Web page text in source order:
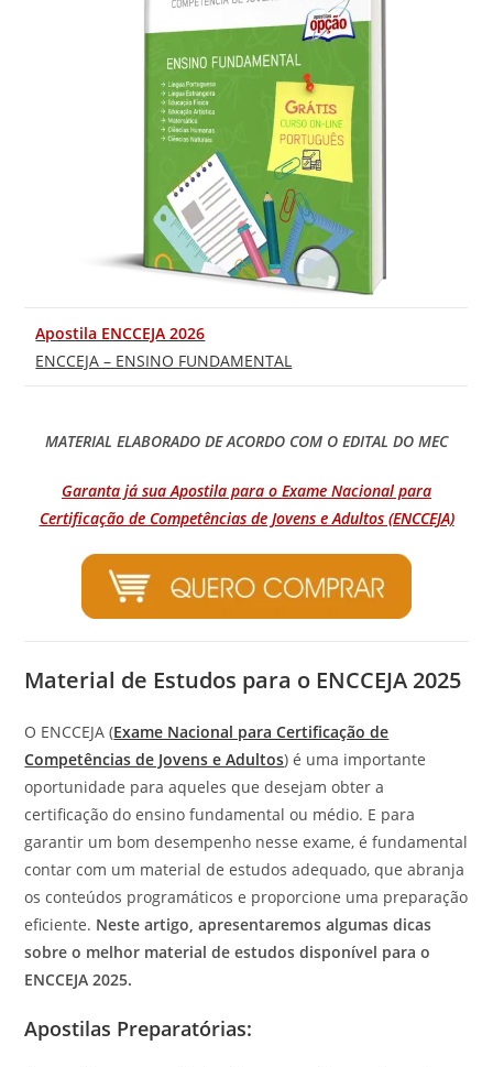
Apostila ENCCEJA 2026
ENCCEJA – ENSINO FUNDAMENTAL
MATERIAL ELABORADO DE ACORDO COM O EDITAL DO MEC
Garanta já sua Apostila para o Exame Nacional para
Certificação de Competências de Jovens e Adultos (ENCCEJA)
Material de Estudos para o ENCCEJA 2025
O ENCCEJA (Exame Nacional para Certificação de
Competências de Jovens e Adultos) é uma importante
oportunidade para aqueles que desejam obter a
certificação do ensino fundamental ou médio. E para
garantir um bom desempenho nesse exame, é fundamental
contar com um material de estudos adequado, que abranja
os conteúdos programáticos e proporcione uma preparação
eficiente. Neste artigo, apresentaremos algumas dicas
sobre o melhor material de estudos disponível para o
ENCCEJA 2025.
Apostilas Preparatórias: